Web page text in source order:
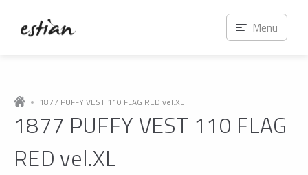
1877 PUFFY VEST 110 FLAG RED vel.XL
1877 PUFFY VEST 110 FLAG
RED vel.XL
Menu